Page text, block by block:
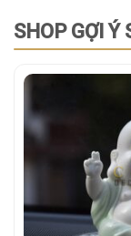
SHOP GỢI Ý